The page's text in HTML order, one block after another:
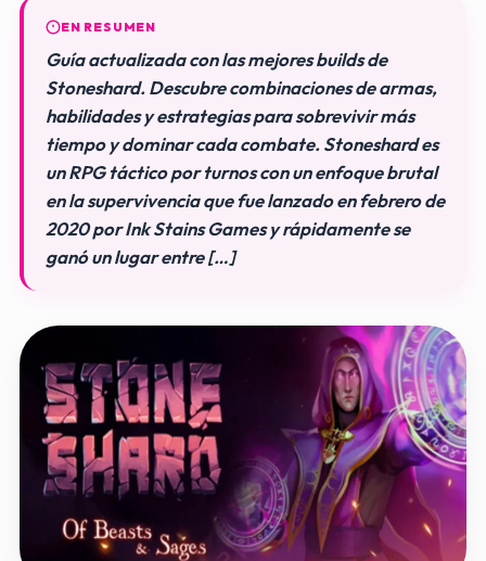
EN RESUMEN
Guía actualizada con las mejores builds de
Stoneshard. Descubre combinaciones de armas,
habilidades y estrategias para sobrevivir más
tiempo y dominar cada combate. Stoneshard es
un RPG táctico por turnos con un enfoque brutal
en la supervivencia que fue lanzado en febrero de
2020 por Ink Stains Games y rápidamente se
ganó un lugar entre […]